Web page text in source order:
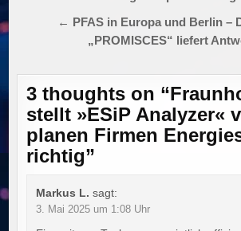
← PFAS in Europa und Berlin –
„PROMISCES“ liefert
3 thoughts on “
stellt »ESiP Analyzer«
planen Firmen
richtig”
Markus L. sagt:
3. Mai 2025 um 1:08 Uhr